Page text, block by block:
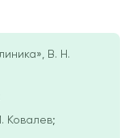
В. Н.
Ковалев;